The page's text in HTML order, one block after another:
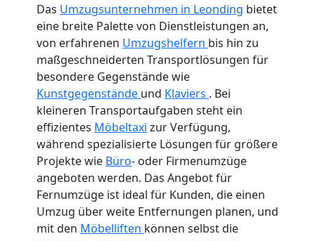
Das Umzugsunternehmen in Leonding bietet
eine breite Palette von Dienstleistungen an,
von erfahrenen Umzugshelfern bis hin zu
maßgeschneiderten Transportlösungen für
besondere Gegenstände wie
Kunstgegenstände und Klaviers . Bei
kleineren Transportaufgaben steht ein
effizientes Möbeltaxi zur Verfügung,
während spezialisierte Lösungen für größere
Projekte wie Büro- oder Firmenumzüge
angeboten werden. Das Angebot für
Fernumzüge ist ideal für Kunden, die einen
Umzug über weite Entfernungen planen, und
mit den Möbelliften können selbst die